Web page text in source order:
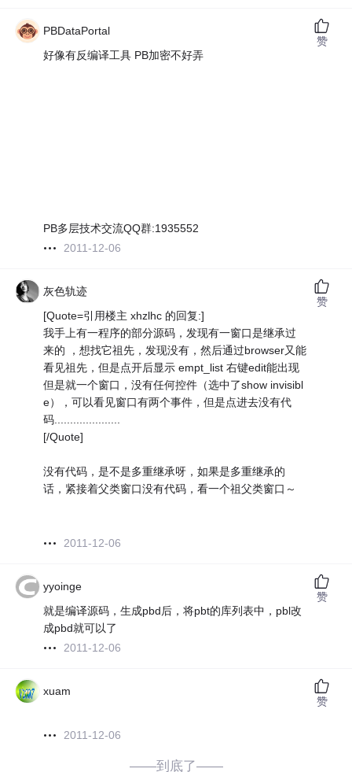
PBDataPortal
好像有反编译工具 PB加密不好弄
PB多层技术交流QQ群:1935552
2011-12-06
赞
灰色轨迹
[Quote=引用楼主 xhzlhc 的回复:]
我手上有一程序的部分源码，发现有一窗口是继承过
来的 ，想找它祖先，发现没有，然后通过browser又能
看见祖先，但是点开后显示 empt_list 右键edit能出现
但是就一个窗口，没有任何控件（选中了show invisibl
e），可以看见窗口有两个事件，但是点进去没有代
码.....................
[/Quote]
没有代码，是不是多重继承呀，如果是多重继承的
话，紧接着父类窗口没有代码，看一个祖父类窗口～
2011-12-06
赞
yyoinge
就是编译源码，生成pbd后，将pbt的库列表中，pbl改
成pbd就可以了
2011-12-06
赞
xuam
2011-12-06
赞
——到底了——